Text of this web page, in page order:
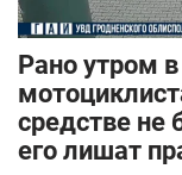
Рано утром
средстве не
его лишат